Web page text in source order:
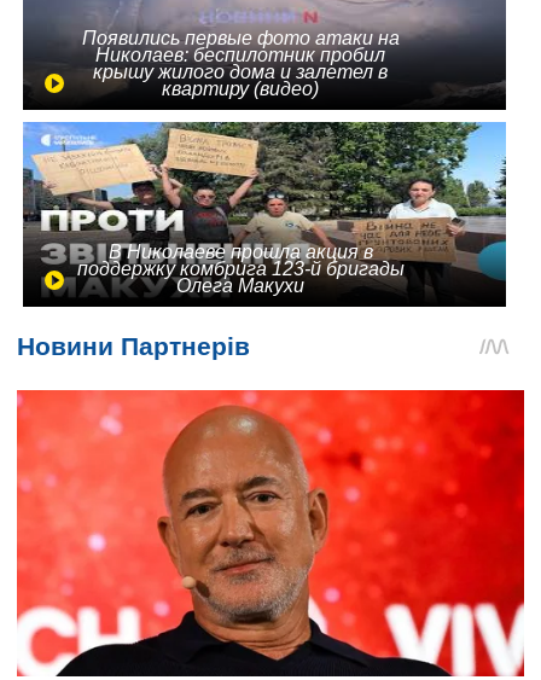
Появились первые фото атаки на
Николаев: беспилотник пробил
крышу жилого дома и залетел в
квартиру (видео)
В Николаеве прошла акция в
поддержку комбрига 123-й бригады
Олега Макухи